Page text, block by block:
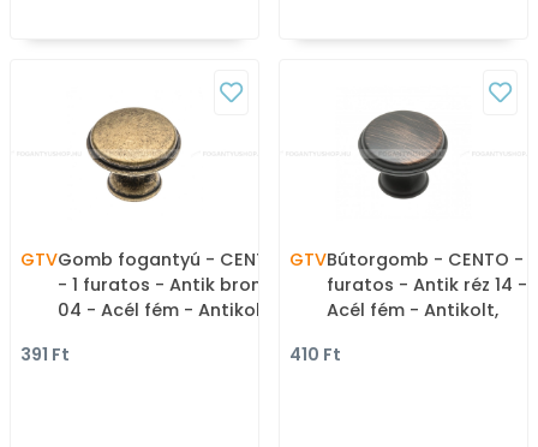
GTVGomb fogantyú - CENTO
- 1 furatos - Antik bronz
04 - Acél fém - Antikolt,
gombfogantyú
391 Ft
GTVBútorgomb - CENTO - 1
furatos - Antik réz 14 -
Acél fém - Antikolt,
gombfogantyú
410 Ft